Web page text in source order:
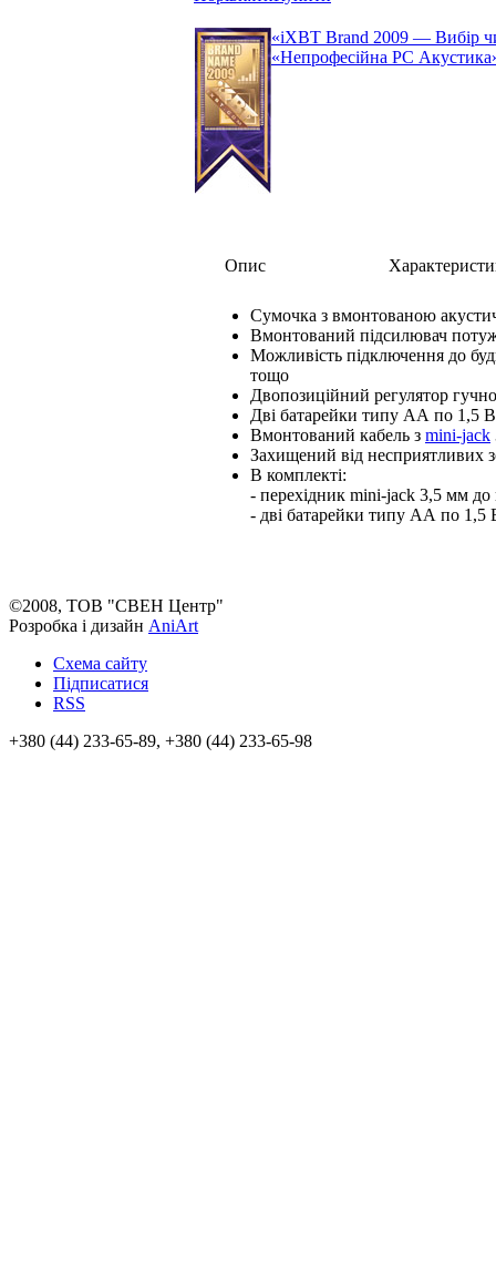
«iXBT Brand 2009 — Вибір
«Непрофесійна РС
Опис
Сумочка з вмонтованою
Вмонтований підсилювач
Можливість підключення до
тощо
Двопозиційний регулятор
Дві батарейки типу АА по 1,5 В
Вмонтований кабель з mini-jack
Захищений від несприятливих
В комплекті:
- перехідник mini-jack 3,5 мм
- дві батарейки типу АА по 1,5
©2008, ТОВ "СВЕН Центр"
Розробка і дизайн AniArt
Схема сайту
Підписатися
RSS
+380 (44) 233-65-89, +380 (44) 233-65-98